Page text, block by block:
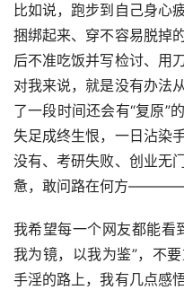
比如说，跑步到自己身心
捆绑起来、穿不容易脱掉
后不准吃饭并写检讨、用
对我来说，就是没有办法
了一段时间还会有“复原”
失足成终生恨，一日沾染
没有、考研失败、创业无
惫，敢问路在何方
我希望每一个网友都能看
我为镜，以我为鉴”，不
手淫的路上，我有几点感